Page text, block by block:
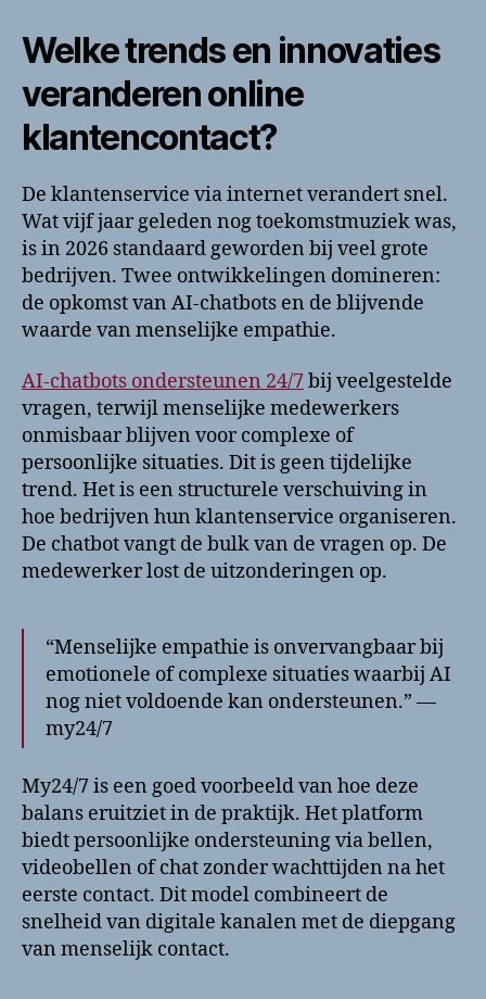
Welke trends en innovaties
veranderen online
klantencontact?
De klantenservice via internet verandert snel.
Wat vijf jaar geleden nog toekomstmuziek was,
is in 2026 standaard geworden bij veel grote
bedrijven. Twee ontwikkelingen domineren:
de opkomst van AI-chatbots en de blijvende
waarde van menselijke empathie.
AI-chatbots ondersteunen 24/7 bij veelgestelde
vragen, terwijl menselijke medewerkers
onmisbaar blijven voor complexe of
persoonlijke situaties. Dit is geen tijdelijke
trend. Het is een structurele verschuiving in
hoe bedrijven hun klantenservice organiseren.
De chatbot vangt de bulk van de vragen op. De
medewerker lost de uitzonderingen op.
“Menselijke empathie is onvervangbaar bij
emotionele of complexe situaties waarbij AI
nog niet voldoende kan ondersteunen.” —
my24/7
My24/7 is een goed voorbeeld van hoe deze
balans eruitziet in de praktijk. Het platform
biedt persoonlijke ondersteuning via bellen,
videobellen of chat zonder wachttijden na het
eerste contact. Dit model combineert de
snelheid van digitale kanalen met de diepgang
van menselijk contact.